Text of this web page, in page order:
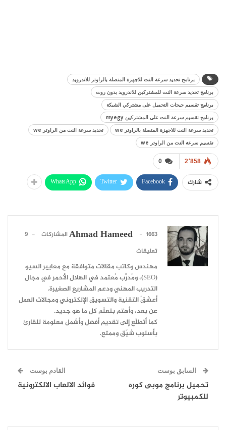
برنامج تحديد سرعة النت للاجهزة المتصلة بالراوتر للاندرويد
برنامج تحديد سرعة النت للمشتركين للاندرويد بدون روت
برنامج تقسيم جيجات التحميل على مشتركي الشبكة
برنامج تقسيم سرعة النت على المشتركين myegy
تحديد سرعة النت للاجهزة المتصلة بالراوتر we
تحديد سرعة النت من الراوتر we
تقسيم سرعة النت من الراوتر we
0 2٬858
شارك Facebook
Twitter
WhatsApp
Ahmad Hameed 1663 المشاركات
9
تعليقات
مهندس وكاتب مقالات متوافقة مع معايير السيو
(SEO)، ومُدرِّب مُعتمد في الهلال الأحمر في مجال
التدريب المهني ودعم المشاريع الصغيرة.
أعشقُ التقنية والتسويق الإلكتروني ومجالات العمل
عن بعد، وأهتم بتعلّم كل ما هو جديد.
كما أتطلّع إلى تقديم أفضل وأشمل معلومة للقارئ
بأسلوب شيّق وممتع.
السابق بوست
تحميل برنامج موبى كوره
للكمبيوتر
القادم بوست
فوائد الالعاب الالكترونية